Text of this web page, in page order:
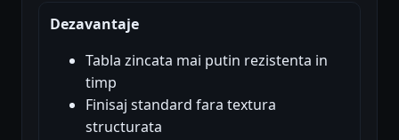
Dezavantaje
Tabla zincata mai putin rezistenta in
timp
Finisaj standard fara textura
structurata